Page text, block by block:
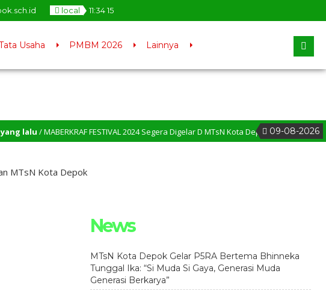
local 11:3416
Usaha PMBM 2026 Lainnya
09-08-2026
FESTIVAL 2024 Segera Digelar D MTsN Kota Depok – MTsN Menjadi Pilot Project
MTsN Kota Depok
News
MTsN Kota Depok Gelar P5RA Bertema Bhinneka
Tunggal Ika: “Si Muda Si Gaya, Generasi Muda
Generasi Berkarya”